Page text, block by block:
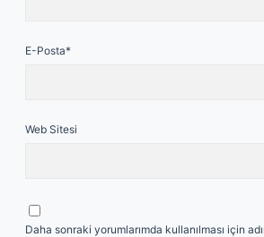
E-Posta*
Web Sitesi
Daha sonraki yorumlarımda kullanılması için